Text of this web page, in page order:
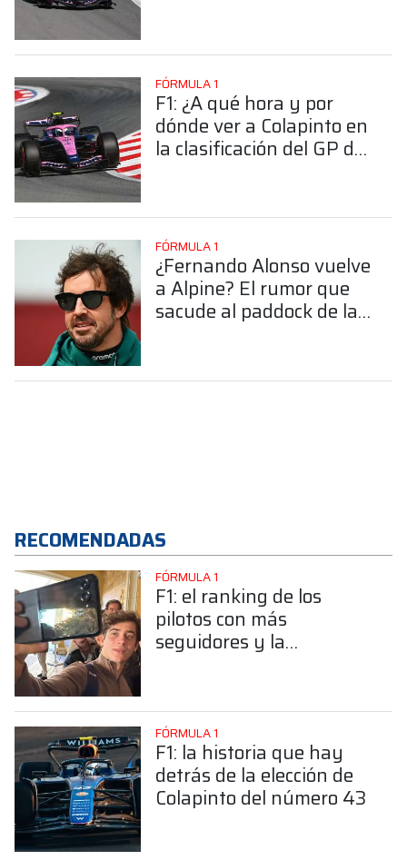
FÓRMULA 1
F1: ¿A qué hora y por
dónde ver a Colapinto en
la clasificación del GP de
FÓRMULA 1
¿Fernando Alonso vuelve
a Alpine? El rumor que
sacude al paddock de la
RECOMENDADAS
FÓRMULA 1
F1: el ranking de los
pilotos con más
seguidores y la
FÓRMULA 1
F1: la historia que hay
detrás de la elección de
Colapinto del número 43